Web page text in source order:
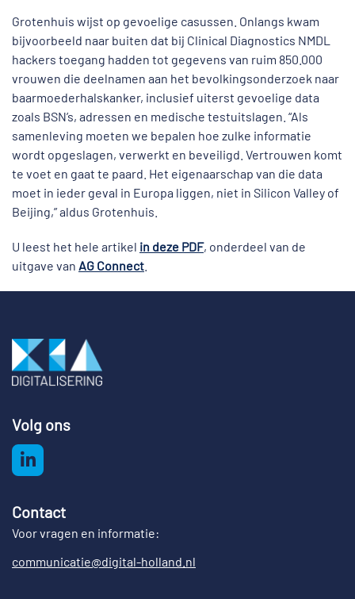
Grotenhuis wijst op gevoelige casussen. Onlangs kwam
bijvoorbeeld naar buiten dat bij Clinical Diagnostics NMDL
hackers toegang hadden tot gegevens van ruim 850.000
vrouwen die deelnamen aan het bevolkingsonderzoek naar
baarmoederhalskanker, inclusief uiterst gevoelige data
zoals BSN’s, adressen en medische testuitslagen. “Als
samenleving moeten we bepalen hoe zulke informatie
wordt opgeslagen, verwerkt en beveiligd. Vertrouwen komt
te voet en gaat te paard. Het eigenaarschap van die data
moet in ieder geval in Europa liggen, niet in Silicon Valley of
Beijing,” aldus Grotenhuis.
U leest het hele artikel in deze PDF, onderdeel van de
uitgave van AG Connect
Volg ons
Contact
Voor vragen en informatie:
communicatie@digital-holland.nl